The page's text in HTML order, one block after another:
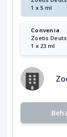
1 x 5 ml
Convenia
Zoetis
1 x 23 ml